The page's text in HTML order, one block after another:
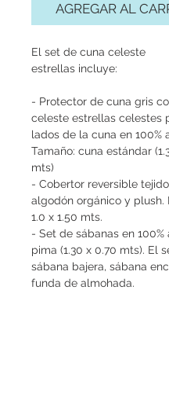
AGREGAR AL
El set de cuna celeste
estrellas incluye:
- Protector de cuna gris
celeste estrellas celestes
lados de la cuna en 100%
Tamaño: cuna estándar
mts)
- Cobertor reversible
algodón orgánico y plush.
1.0 x 1.50 mts.
- Set de sábanas en 100%
pima (1.30 x 0.70 mts). El
sábana bajera, sábana
funda de almohada.